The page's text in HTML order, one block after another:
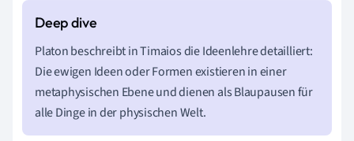
Platon beschreibt in Timaios die Ideenlehre detailliert:
Die ewigen Ideen oder Formen existieren in einer
metaphysischen Ebene und dienen als Blaupausen für
alle Dinge in der physischen Welt.